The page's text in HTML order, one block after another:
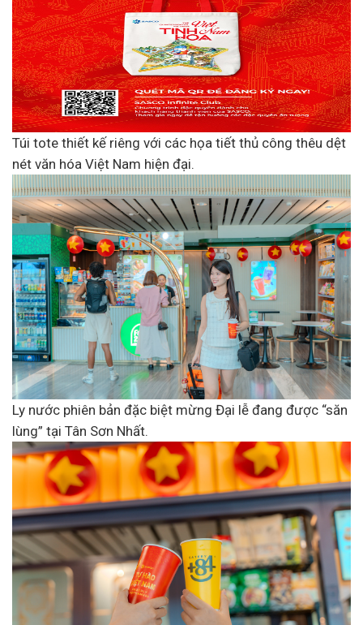
Túi tote thiết kế riêng với các họa tiết thủ công thêu dệt
nét văn hóa Việt Nam hiện đại.
Ly nước phiên bản đặc biệt mừng Đại lễ đang được “săn
lùng” tại Tân Sơn Nhất.